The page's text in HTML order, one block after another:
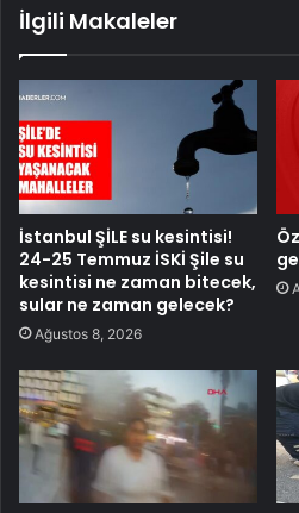
İlgili Makaleler
İstanbul ŞİLE su kesintisi!
24-25 Temmuz İSKİ Şile su
kesintisi ne zaman bitecek,
sular ne zaman gelecek?
Ağustos 8, 2026